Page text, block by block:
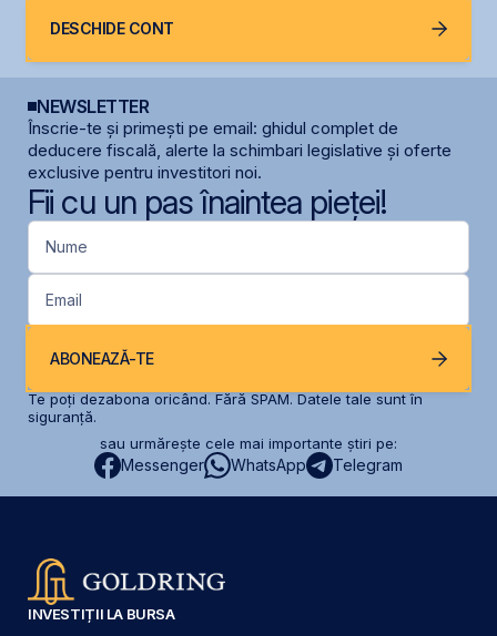
DESCHIDE CONT
NEWSLETTER
Înscrie-te și primești pe email: ghidul complet de
deducere fiscală, alerte la schimbari legislative și oferte
exclusive pentru investitori noi.
Fii cu un pas înaintea pieței!
Nume
Email
ABONEAZĂ-TE
Te poți dezabona oricând. Fără SPAM. Datele tale sunt în
siguranță.
sau urmărește cele mai importante știri pe:
Messenger WhatsApp Telegram
INVESTIȚII LA BURSA